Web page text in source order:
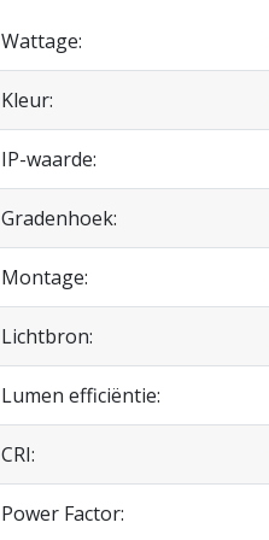
Wattage:
Kleur:
IP-waarde:
Gradenhoek:
Montage:
Lichtbron:
Lumen efficiëntie:
CRI:
Power Factor: